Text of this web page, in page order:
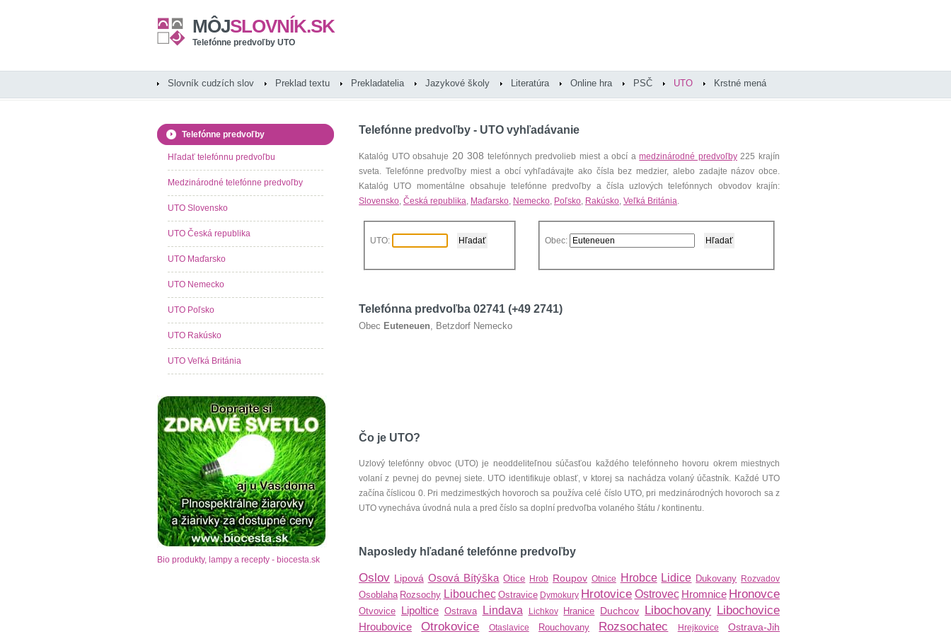
MÔJSLOVNÍK.SK
Telefónne predvoľby UTO
Slovník cudzích slov Preklad textu Prekladatelia Jazykové školy Literatúra Online hra PSČ UTO Krstné mená
Telefónne predvoľby - UTO vyhľadávanie
Katalóg UTO obsahuje 20 308 telefónnych predvolieb miest a obcí amedzinárodné predvoľby225 krajín
sveta. Telefónne predvoľby miest a obcí vyhľadávajte ako čísla bez medzier, alebo zadajte názov obce.
Katalóg UTO momentálne obsahuje telefónne predvoľby a čísla uzlových telefónnych obvodov krajín:
Slovensko, Česká republika, Maďarsko, Nemecko, Poľsko, Rakúsko, Veľká Británia.
UTO: Obec:
Telefónna predvoľba 02741 (+49 2741)
Obec Euteneuen, Betzdorf Nemecko
Čo je UTO?
Uzlový telefónny obvoc (UTO) je neoddeliteľnou súčasťou každého telefónneho hovoru okrem miestnych
volaní z pevnej do pevnej siete. UTO identifikuje oblasť, v ktorej sa nachádza volaný účastník. Každé UTO
začína číslicou 0. Pri medzimestkých hovoroch sa používa celé číslo UTO, pri medzinárodných hovoroch sa z
UTO vynecháva úvodná nula a pred číslo sa doplní predvoľba volaného štátu / kontinentu.
Naposledy hľadané telefónne predvoľby
Oslov Lipová Osová Bítýška Otice Hrob Roupov Otnice Hrobce Lidice Dukovany Rozvadov
Osoblaha Rozsochy Libouchec Ostravice Dymokury Hrotovice Ostrovec Hromnice Hronovce
Otvovice Lipoltice Ostrava Lindava Lichkov Hranice Duchcov Libochovany Libochovice
Hroubovice Otrokovice Otaslavice Rouchovany Rozsochatec Hrejkovice Ostrava-Jih
Telefónne predvoľby
Hľadať telefónnu predvoľbu
Medzinárodné telefónne predvoľby
UTO Slovensko
UTO Česká republika
UTO Maďarsko
UTO Nemecko
UTO Poľsko
UTO Rakúsko
UTO Veľká Británia
Bio produkty, lampy a recepty - biocesta.sk